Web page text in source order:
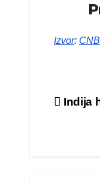
Izvor:
Indija